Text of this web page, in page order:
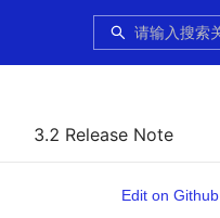
3.2 Release Note
Edit on Github